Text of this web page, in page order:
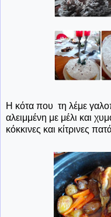
Η κότα που τη λέμε
αλειμμένη με μέλι και
κόκκινες και κίτρινες